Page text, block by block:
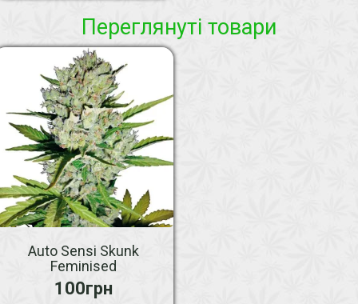
Переглянуті товари
Auto Sensi Skunk
Feminised
100грн